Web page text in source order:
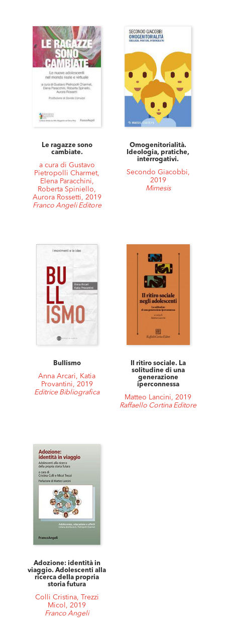
Le ragazze sono
cambiate.
a cura di Gustavo
Pietropolli Charmet,
Elena Paracchini,
Roberta Spiniello,
Aurora Rossetti, 2019
Franco Angeli Editore
Omogenitorialità.
Ideologia, pratiche,
interrogativi.
Secondo Giacobbi,
2019
Mimesis
Bullismo
Anna Arcari, Katia
Provantini, 2019
Editrice Bibliografica
Il ritiro sociale. La
solitudine di una
generazione
iperconnessa
Matteo Lancini, 2019
Raffaello Cortina Editore
Adozione: identità in
viaggio. Adolescenti alla
ricerca della propria
storia futura
Colli Cristina, Trezzi
Micol, 2019
Franco Angeli